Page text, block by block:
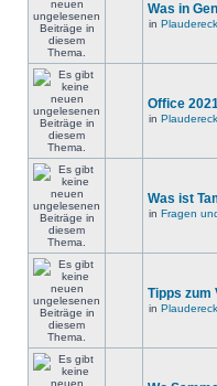
Was in
in
Office
in
Was ist
in Fragen
Tipps zum
in